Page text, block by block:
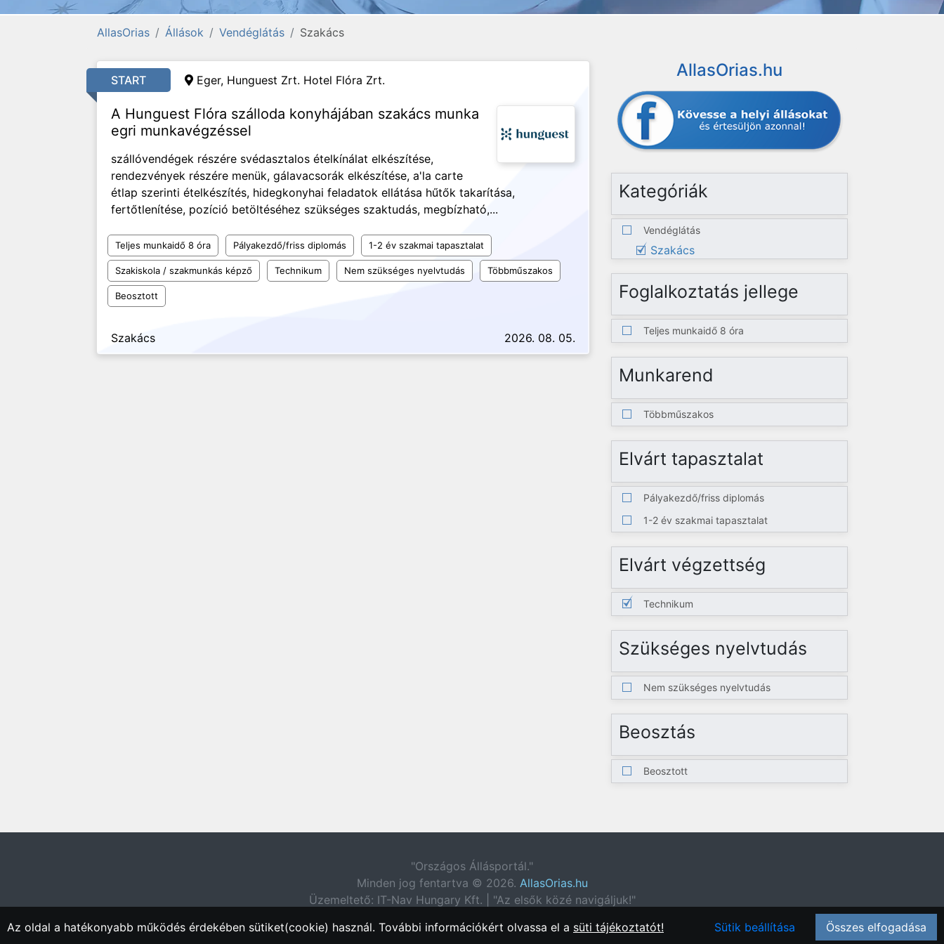
AllasOrias Állások Vendéglátás Szakács
START Eger, Hunguest Zrt. Hotel Flóra Zrt.
A Hunguest Flóra szálloda konyhájában szakács munka
egri munkavégzéssel
szállóvendégek részére svédasztalos ételkínálat elkészítése,
rendezvények részére menük, gálavacsorák elkészítése, a'la carte
étlap szerinti ételkészítés, hidegkonyhai feladatok ellátása hűtők takarítása,
fertőtlenítése, pozíció betöltéséhez szükséges szaktudás, megbízható,...
Teljes munkaidő 8 óra Pályakezdő/friss diplomás 1-2 év szakmai tapasztalat
Szakiskola / szakmunkás képző Technikum Nem szükséges nyelvtudás Többműszakos
Beosztott
Szakács 2026. 08. 05.
AllasOrias.hu
Kategóriák
Vendéglátás
Szakács
Foglalkoztatás jellege
Teljes munkaidő 8 óra
Munkarend
Többműszakos
Elvárt tapasztalat
Pályakezdő/friss diplomás
1-2 év szakmai tapasztalat
Elvárt végzettség
Technikum
Szükséges nyelvtudás
Nem szükséges nyelvtudás
Beosztás
Beosztott
"Országos Állásportál."
Minden jog fentartva © 2026. AllasOrias.hu
Üzemeltető: IT-Nav Hungary Kft. | "Az elsők közé navigáljuk!"
Az oldal a hatékonyabb működés érdekében sütiket(cookie) használ. További információkért olvassa el a süti tájékoztatót! Sütik beállítása Összes elfogadása